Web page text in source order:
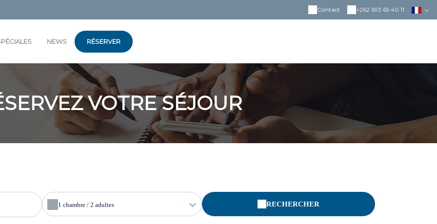
+262 693 65 40 11
Contact
NEWS RÉSERVER
VOTRE SÉJOUR
1 chambre / 2 adultes RECHERCHER